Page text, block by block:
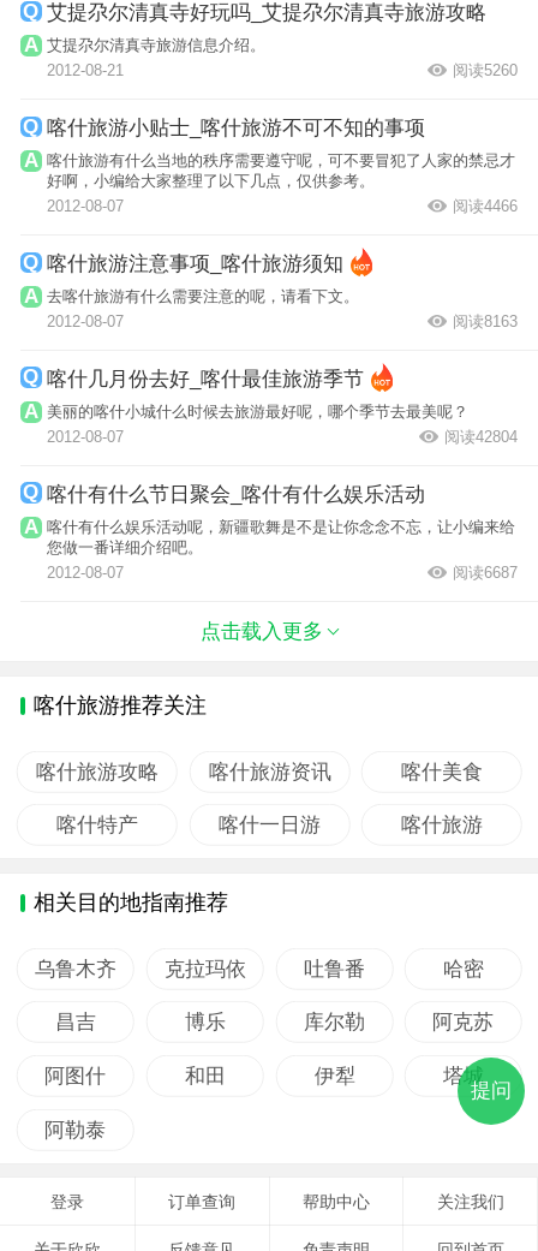
艾提尕尔清真寺好玩吗_艾提尕尔清真寺旅游攻略
艾提尕尔清真寺旅游信息介绍。
2012-08-21
阅读5260
喀什旅游小贴士_喀什旅游不可不知的事项
喀什旅游有什么当地的秩序需要遵守呢，可不要冒犯了人家的禁忌才
好啊，小编给大家整理了以下几点，仅供参考。
2012-08-07
阅读4466
喀什旅游注意事项_喀什旅游须知
去喀什旅游有什么需要注意的呢，请看下文。
2012-08-07
阅读8163
喀什几月份去好_喀什最佳旅游季节
美丽的喀什小城什么时候去旅游最好呢，哪个季节去最美呢？
2012-08-07
阅读42804
喀什有什么节日聚会_喀什有什么娱乐活动
喀什有什么娱乐活动呢，新疆歌舞是不是让你念念不忘，让小编来给
您做一番详细介绍吧。
2012-08-07
阅读6687
点击载入更多
喀什旅游推荐关注
喀什旅游攻略 喀什旅游资讯 喀什美食
喀什特产 喀什一日游 喀什旅游
相关目的地指南推荐
乌鲁木齐 克拉玛依 吐鲁番 哈密
昌吉 博乐 库尔勒 阿克苏
阿图什 和田 伊犁 塔城
阿勒泰
提问
登录 订单查询 帮助中心 关注我们